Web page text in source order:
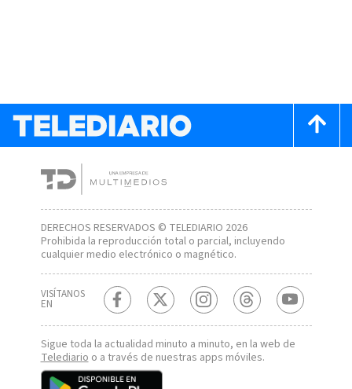
DERECHOS RESERVADOS © TELEDIARIO 2026
Prohibida la reproducción total o parcial, incluyendo
cualquier medio electrónico o magnético.
VISÍTANOS
EN
Sigue toda la actualidad minuto a minuto, en la web de
Telediario o a través de nuestras apps móviles.